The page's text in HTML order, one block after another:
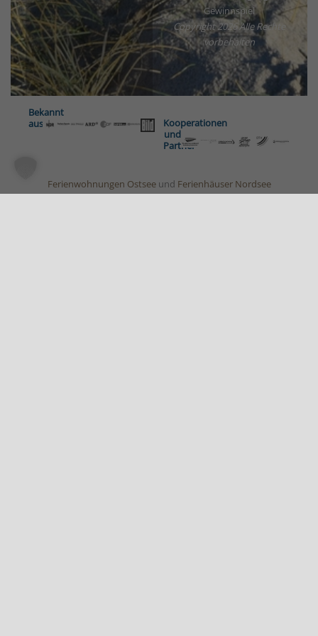
Gewinnspiel
Copyright2026 Alle Rechte
vorbehalten
Bekannt
aus
Kooperationen
und
Partner
Ferienwohnungen Ostseeund Ferienhäuser Nordsee